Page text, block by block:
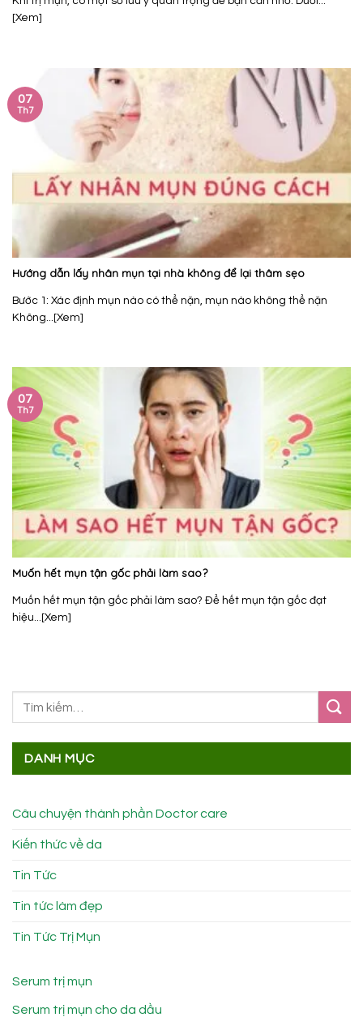
[Xem]
Hướng dẫn lấy nhân mụn tại nhà không để lại thâm sẹo
Bước 1: Xác định mụn nào có thể nặn, mụn nào không thể nặn
Không...[Xem]
07
Th7
Muốn hết mụn tận gốc phải làm sao?
Muốn hết mụn tận gốc phải làm sao? Để hết mụn tận gốc đạt
hiệu...[Xem]
07
Th7
DANH MỤC
Câu chuyện thành phần Doctor care
Kiến thức về da
Tin Tức
Tin tức làm đẹp
Tin Tức Trị Mụn
Serum trị mụn
Serum trị mụn cho da dầu